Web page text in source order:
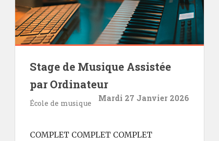
Stage de Musique Assistée
par Ordinateur
École de musique
Mardi 27 Janvier 2026
COMPLET COMPLET COMPLET